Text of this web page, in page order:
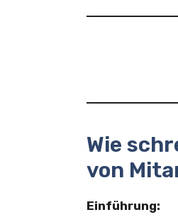
Wie
von
Einführung: